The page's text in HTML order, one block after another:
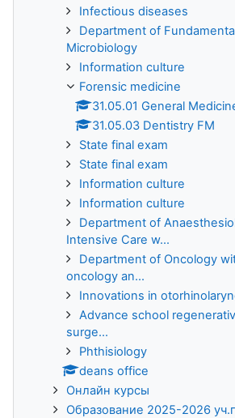
Infectious diseases
Department of
Microbiology
Information culture
Forensic medicine
31.05.01 General
31.05.03 Dentistry FM
State final exam
State final exam
Information culture
Information culture
Department of
Intensive Care w...
Department of Oncology
oncology an...
Innovations in
Advance school
surge...
Phthisiology
deans office
Онлайн курсы
Образование 2025-2026